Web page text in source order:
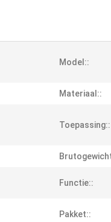
Model::
Materiaal::
Toepassing::
Functie::
Pakket::